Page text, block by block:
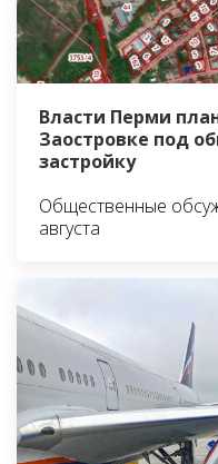
Власти Перми
Заостровке под
застройку
Общественные
августа